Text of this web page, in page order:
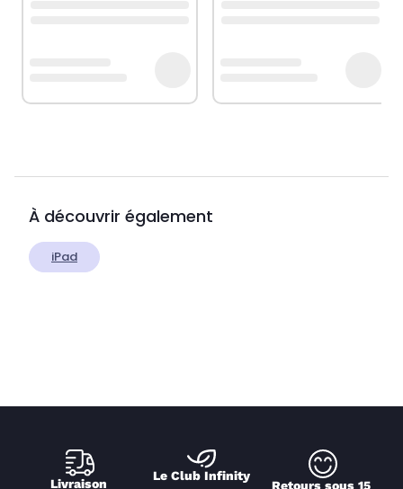
À découvrir également
iPad
Livraison
Le Club Infinity
Retours sous 15